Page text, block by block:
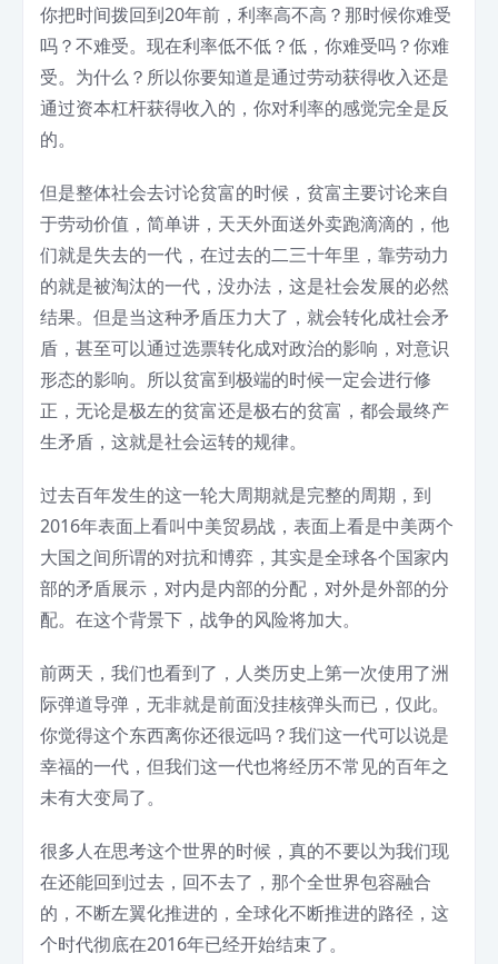
你把时间拨回到20年前，利率高不高？那时候你难受
吗？不难受。现在利率低不低？低，你难受吗？你难
受。为什么？所以你要知道是通过劳动获得收入还是
通过资本杠杆获得收入的，你对利率的感觉完全是反
的。
但是整体社会去讨论贫富的时候，贫富主要讨论来自
于劳动价值，简单讲，天天外面送外卖跑滴滴的，他
们就是失去的一代，在过去的二三十年里，靠劳动力
的就是被淘汰的一代，没办法，这是社会发展的必然
结果。但是当这种矛盾压力大了，就会转化成社会矛
盾，甚至可以通过选票转化成对政治的影响，对意识
形态的影响。所以贫富到极端的时候一定会进行修
正，无论是极左的贫富还是极右的贫富，都会最终产
生矛盾，这就是社会运转的规律。
过去百年发生的这一轮大周期就是完整的周期，到
2016年表面上看叫中美贸易战，表面上看是中美两个
大国之间所谓的对抗和博弈，其实是全球各个国家内
部的矛盾展示，对内是内部的分配，对外是外部的分
配。在这个背景下，战争的风险将加大。
前两天，我们也看到了，人类历史上第一次使用了洲
际弹道导弹，无非就是前面没挂核弹头而已，仅此。
你觉得这个东西离你还很远吗？我们这一代可以说是
幸福的一代，但我们这一代也将经历不常见的百年之
未有大变局了。
很多人在思考这个世界的时候，真的不要以为我们现
在还能回到过去，回不去了，那个全世界包容融合
的，不断左翼化推进的，全球化不断推进的路径，这
个时代彻底在2016年已经开始结束了。